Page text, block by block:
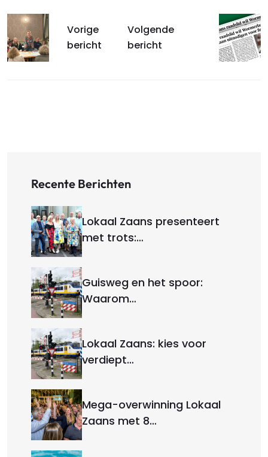
Vorige
bericht
Volgende
bericht
Recente Berichten
Lokaal Zaans presenteert
met trots:…
Guisweg en het spoor:
Waarom…
Lokaal Zaans: kies voor
verdiept…
Mega-overwinning Lokaal
Zaans met 8…